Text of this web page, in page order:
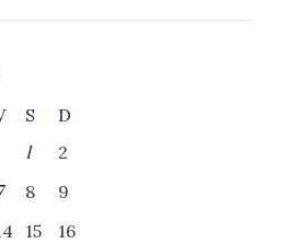
S
D
1
2
8
9
15
16